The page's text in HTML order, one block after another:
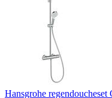
Hansgrohe regendoucheset